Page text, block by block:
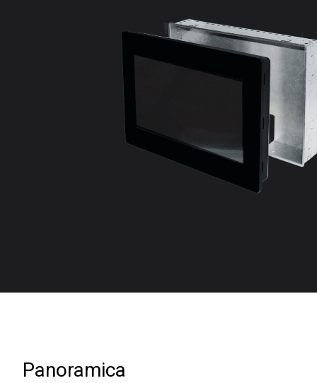
Panoramica